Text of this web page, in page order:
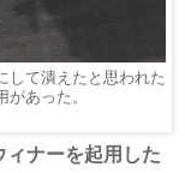
して潰えたと思われた
あった。
ナーを起用した